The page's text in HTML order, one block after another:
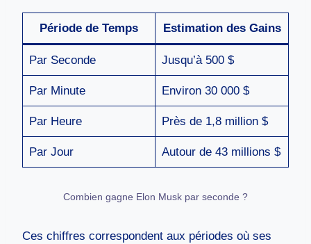
Période de Temps Estimation des Gains
Par Seconde Jusqu’à 500 $
Par Minute Environ 30 000 $
Par Heure Près de 1,8 million $
Par Jour Autour de 43 millions $
Combien gagne Elon Musk par seconde ?
Ces chiffres correspondent aux périodes où ses